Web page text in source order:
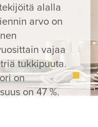
alalla
arvo on
vajaa
tukkipuuta.
on
on 47 %.
(16 %) ja